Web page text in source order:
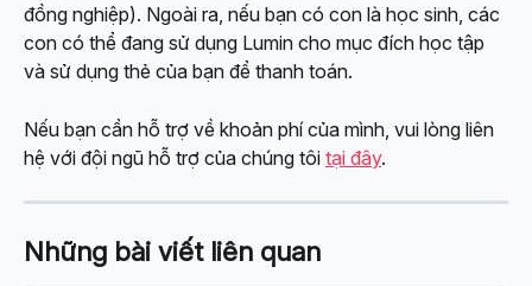
đồng nghiệp). Ngoài ra, nếu bạn có con là học sinh, các
con có thể đang sử dụng Lumin cho mục đích học tập
và sử dụng thẻ của bạn để thanh toán.
Nếu bạn cần hỗ trợ về khoản phí của mình, vui lòng liên
hệ với đội ngũ hỗ trợ của chúng tôi tại đây.
Những bài viết liên quan